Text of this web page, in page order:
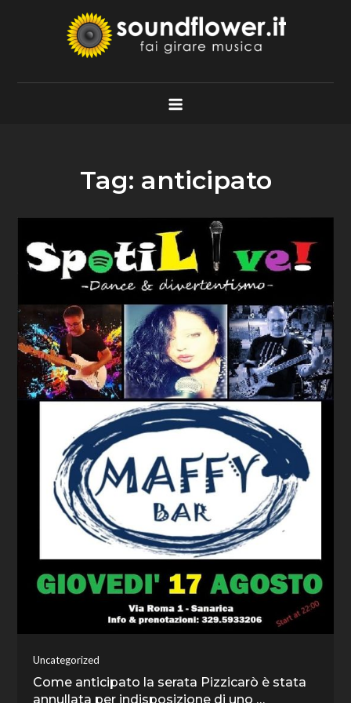
Soundflower.it
Fai Girare Musica
Tag: anticipato
Uncategorized
Come anticipato la serata Pizzicarò è stata
annullata per indisposizione di uno …